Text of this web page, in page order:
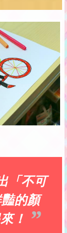
「不可
的顏
！